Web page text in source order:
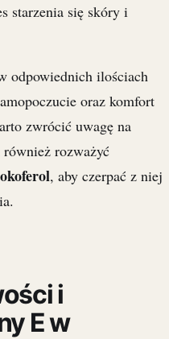
starzenia się skóry i
odpowiednich ilościach
oraz komfort
zwrócić uwagę na
rozważyć
, aby czerpać z niej
i
E w